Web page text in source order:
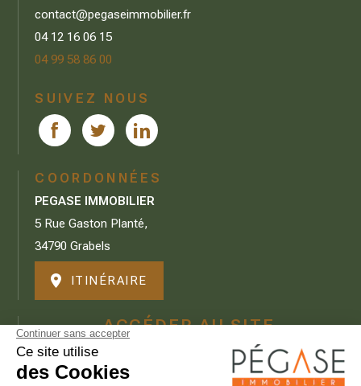
contact@pegaseimmobilier.fr
04 12 16 06 15
04 99 58 86 00
SUIVEZ NOUS
COORDONNÉES
PEGASE IMMOBILIER
5 Rue Gaston Planté,
34790 Grabels
ITINÉRAIRE
ACCÉDER AU SITE